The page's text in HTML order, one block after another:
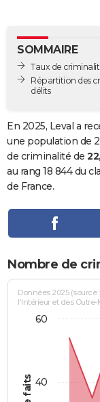
GUIDES D'ACHAT
BONS PLANS
Carte de Noël
Carte Bonne année
Carte Saint-Valentin
Carte Pâques
Carte d'anniversaire
DICTIONNAIRE
Dictionnaire
Biographies
Citations
Expressions
Proverbes
PROGRAMME TV
COPAINS D'AVANT
S'inscrire
Se connecter
Lycées
Collèges
Primaires
Universités
Entreprises
Service militaire
Avis de recherche
AVIS DE DÉCÈS
FORUM
Bricolage
Lifestyle
Culture
Sport
Auto
Television
Voyage
Cinema
SOMMAIRE
Taux de
Répartition des
délits
En 2025, Leval a
une population de
de criminalité de
au rang 18 844 du
de France.
Nombre de
Données 2025
l'Intérieur et des Outre-
40
60